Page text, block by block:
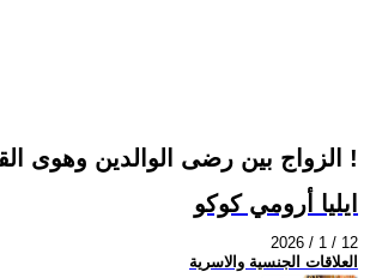
الزواج بين رضى الوالدين وهوى القلب !
ايليا أرومي كوكو
2026 / 1 / 12
العلاقات الجنسية والاسرية